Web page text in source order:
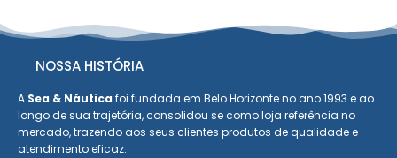
NOSSA HISTÓRIA
A Sea & Náutica foi fundada em Belo Horizonte no ano 1993 e ao
longo de sua trajetória, consolidou se como loja referência no
mercado, trazendo aos seus clientes produtos de qualidade e
atendimento eficaz.